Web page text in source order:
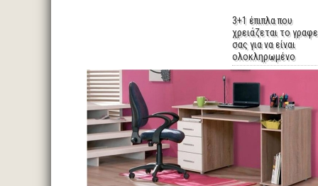
3+1 έπιπλα που
χρειάζεται το
σας για να είναι
ολοκληρωμένο